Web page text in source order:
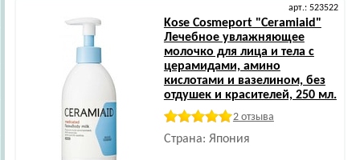
арт.: 523522
Kose Cosmeport"Ceramiaid"
Лечебное увлажняющее
молочко для лица и тела с
церамидами, амино
кислотами и вазелином, без
отдушек и красителей, 250 мл.
2 отзыва
Страна: Япония